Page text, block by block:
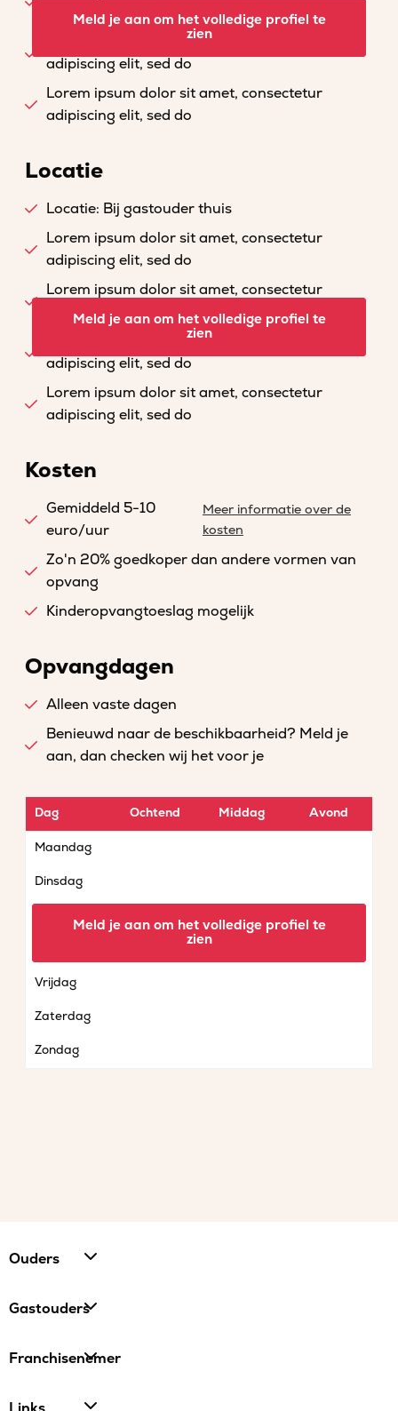
adipiscing elit, sed do
Lorem ipsum dolor sit amet, consectetur
adipiscing elit, sed do
Lorem ipsum dolor sit amet, consectetur
adipiscing elit, sed do
Meld je aan om het volledige profiel te
zien
Locatie
Locatie: Bij gastouder thuis
Lorem ipsum dolor sit amet, consectetur
adipiscing elit, sed do
Lorem ipsum dolor sit amet, consectetur
adipiscing elit, sed do
Lorem ipsum dolor sit amet, consectetur
adipiscing elit, sed do
Lorem ipsum dolor sit amet, consectetur
adipiscing elit, sed do
Meld je aan om het volledige profiel te
zien
Kosten
Gemiddeld 5-10
euro/uur
Meer informatie over de
kosten
Zo'n 20% goedkoper dan andere vormen van
opvang
Kinderopvangtoeslag mogelijk
Opvangdagen
Alleen vaste dagen
Benieuwd naar de beschikbaarheid? Meld je
aan, dan checken wij het voor je
Dag Ochtend Middag Avond
Maandag
Dinsdag
Vrijdag
Zaterdag
Zondag
Meld je aan om het volledige profiel te
zien
Ouders
Gastouders
Franchisenemer